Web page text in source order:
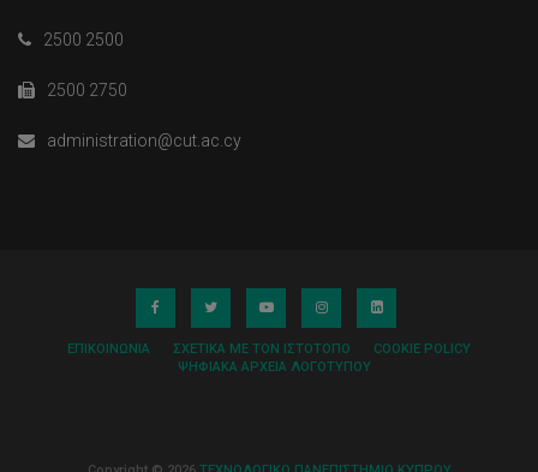
2500 2500
2500 2750
administration@cut.ac.cy
ΕΠΙΚΟΙΝΩΝΊΑ ΣΧΕΤΙΚΆ ΜΕ ΤΟΝ ΙΣΤΌΤΟΠΟ
COOKIE POLICY
ΨΗΦΙΑΚΆ ΑΡΧΕΊΑ ΛΟΓΌΤΥΠΟΥ